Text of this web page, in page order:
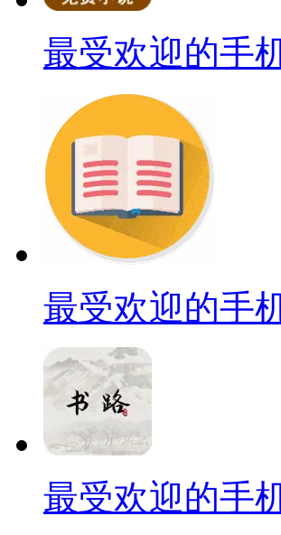
最受欢迎的手
最受欢迎的手
最受欢迎的手